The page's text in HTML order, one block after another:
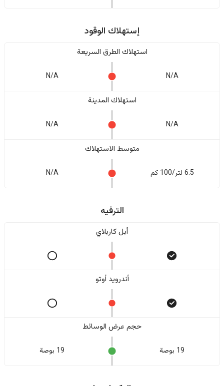
إستهلاك الوقود
استهلاك الطرق السريعة
N/A
N/A
استهلاك المدينة
N/A
N/A
متوسط الاستهلاك
6.5 لتر/100 كم N/A
الترفيه
أبل كاربلاي
أندرويد أوتو
حجم عرض الوسائط
19 بوصة 19 بوصة